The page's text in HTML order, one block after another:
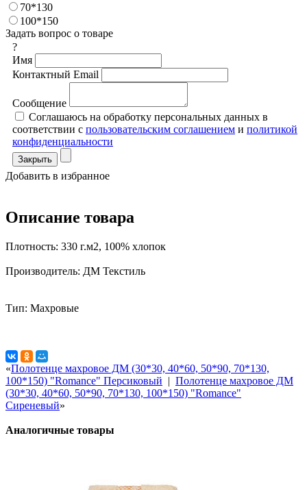
70*130
100*150
Задать вопрос о товаре
?
Имя
Контактный Email
Сообщение
Соглашаюсь на обработку персональных данных в
соответствии с пользовательским соглашением и политикой
конфиденциальности
Закрыть
Добавить в избранное
Описание товара
Плотность: 330 г.м2, 100% хлопок
Производитель: ДМ Текстиль
Тип: Махровые
«Полотенце махровое ДМ (30*30, 40*60, 50*90, 70*130,
100*150) "Romance" Персиковый | Полотенце махровое ДМ
(30*30, 40*60, 50*90, 70*130, 100*150) "Romance"
Сиреневый»
Аналогичные товары